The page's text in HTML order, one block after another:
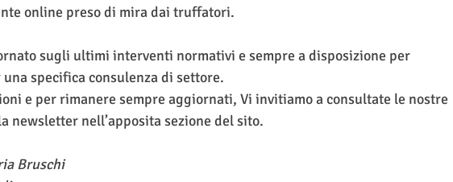
online preso di mira dai truffatori.
sugli ultimi interventi normativi e sempre a disposizione per
specifica consulenza di settore.
e per rimanere sempre aggiornati, Vi invitiamo a consultate le nostre
newsletter nell’apposita sezione del sito.
Bruschi